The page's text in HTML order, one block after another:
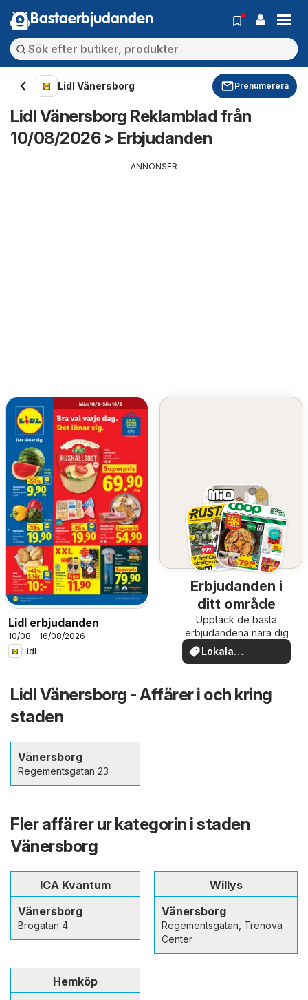
Bastaerbjudanden
Lidl Vänersborg Prenumerera
Lidl Vänersborg Reklamblad från
10/08/2026 > Erbjudanden
ANNONSER
Lidl erbjudanden
10/08 - 16/08/2026
Lidl
Erbjudanden i
ditt område
Upptäck de bästa
erbjudandena nära dig
Lokala
erbjudanden
Lidl Vänersborg - Affärer i och kring
staden
Vänersborg
Regementsgatan 23
Fler affärer ur kategorin i staden
Vänersborg
ICA Kvantum
Vänersborg
Brogatan 4
Willys
Vänersborg
Regementsgatan, Trenova
Center
Hemköp